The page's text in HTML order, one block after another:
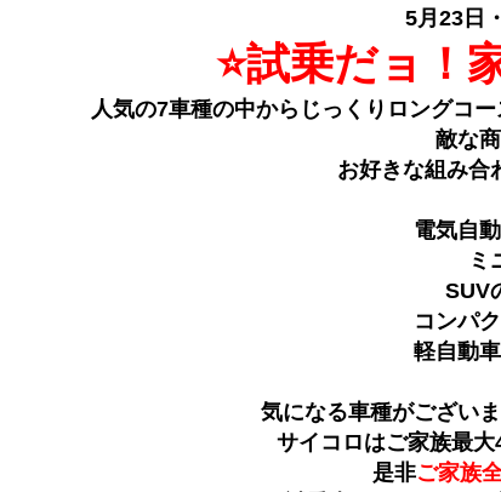
5月23日
⭐️試乗だョ！
人気の7車種の中からじっくりロングコ
敵な
お好きな組み合
電気自
ミ
SUV
コンパ
軽自動
気になる車種がござい
サイコロはご家族最
是非ご家族